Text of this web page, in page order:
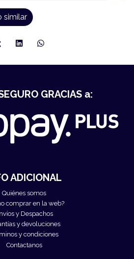
similar
ADICIONAL
Quiénes somos
comprar en la web?
y Despachos
y devoluciones
y condiciones
Contactanos
GRACIAS a: